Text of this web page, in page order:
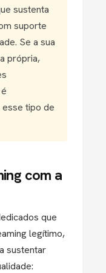
sustenta
suporte
Se a sua
própria,
tipo de
com a
que
legítimo,
sustentar